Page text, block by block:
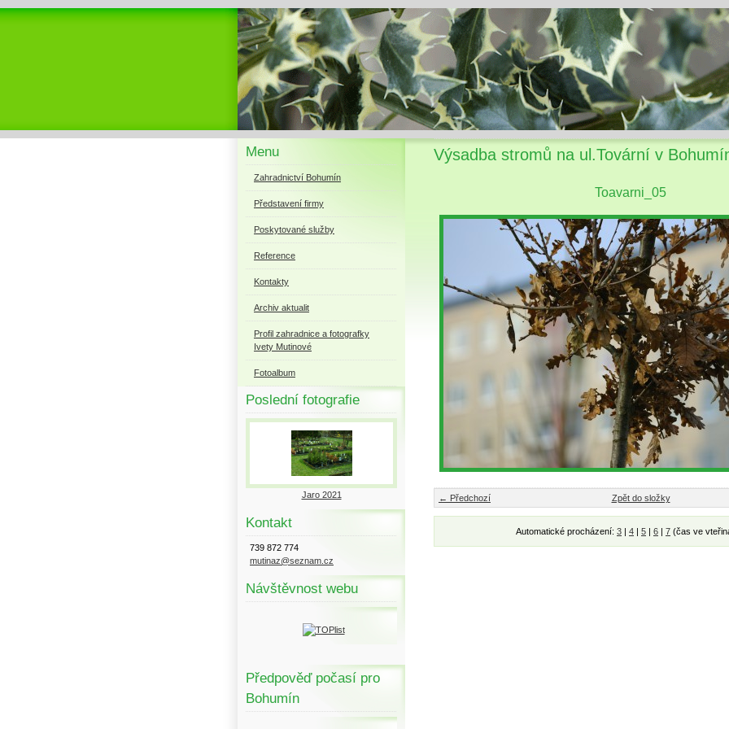
Menu
Zahradnictví Bohumín
Představení firmy
Poskytované služby
Reference
Kontakty
Archiv aktualit
Profil zahradnice a fotografky
Ivety Mutinové
Fotoalbum
Poslední fotografie
Jaro 2021
Kontakt
739 872 774
mutinaz@seznam.cz
Návštěvnost webu
Předpověď počasí pro
Bohumín
Výsadba stromů na ul.Tovární v
Toavarni_05
← Předchozí Zpět do složky
Automatické procházení: 3 | 4 | 5 | 6 | 7 (čas ve